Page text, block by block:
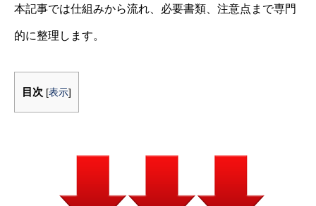
本記事では仕組みから流れ、必要書類、注意点まで専門
的に整理します。
目次 [表示]